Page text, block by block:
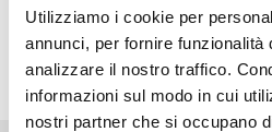
Utilizziamo i cookie per
annunci, per fornire funzionalità
analizzare il nostro traffico.
informazioni sul modo in cui
nostri partner che si occupano